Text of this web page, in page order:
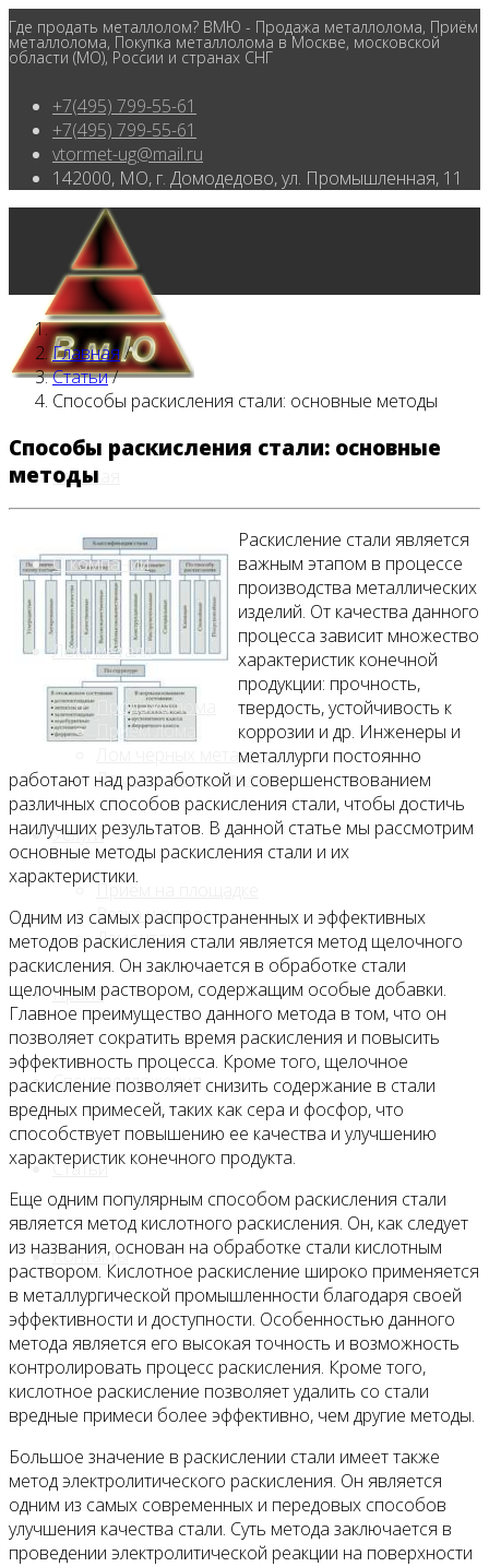
Где продать металлолом? ВМЮ - Продажа металлолома, Приём
металлолома, Покупка металлолома в Москве, московской
области (МО), России и странах СНГ
+7(495) 799-55-61
+7(495) 799-55-61
vtormet-ug@mail.ru
142000, МО, г. Домодедово, ул. Промышленная, 11
Главная
О компании
Лом, металл
Продажа лома
Прием лома
Лом чёрных металлов
Лом цветных металлов
Услуги
Приём на площадке
Резка и вывоз
Демонтаж
Прайс
Спецпредложения
Статьи
Контакты
Главная/
Статьи/
Способы раскисления стали: основные методы
Способы раскисления стали: основные
методы
Раскисление стали является
важным этапом в процессе
производства металлических
изделий. От качества данного
процесса зависит множество
характеристик конечной
продукции: прочность,
твердость, устойчивость к
коррозии и др. Инженеры и
металлурги постоянно
работают над разработкой и совершенствованием
различных способов раскисления стали, чтобы достичь
наилучших результатов. В данной статье мы рассмотрим
основные методы раскисления стали и их
характеристики.
Одним из самых распространенных и эффективных
методов раскисления стали является метод щелочного
раскисления. Он заключается в обработке стали
щелочным раствором, содержащим особые добавки.
Главное преимущество данного метода в том, что он
позволяет сократить время раскисления и повысить
эффективность процесса. Кроме того, щелочное
раскисление позволяет снизить содержание в стали
вредных примесей, таких как сера и фосфор, что
способствует повышению ее качества и улучшению
характеристик конечного продукта.
Еще одним популярным способом раскисления стали
является метод кислотного раскисления. Он, как следует
из названия, основан на обработке стали кислотным
раствором. Кислотное раскисление широко применяется
в металлургической промышленности благодаря своей
эффективности и доступности. Особенностью данного
метода является его высокая точность и возможность
контролировать процесс раскисления. Кроме того,
кислотное раскисление позволяет удалить со стали
вредные примеси более эффективно, чем другие методы.
Большое значение в раскислении стали имеет также
метод электролитического раскисления. Он является
одним из самых современных и передовых способов
улучшения качества стали. Суть метода заключается в
проведении электролитической реакции на поверхности